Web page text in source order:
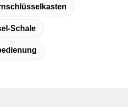
Schale